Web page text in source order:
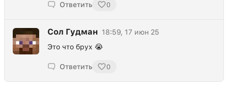
Ответить 0
Сол Гудман 18:59, 17 июн 25
Это что брух 😭
Ответить 0